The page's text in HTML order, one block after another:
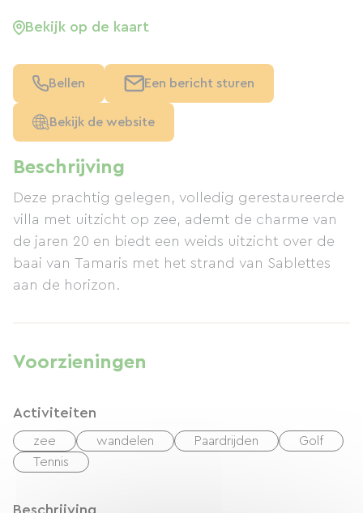
Beschrijving
Deze prachtig gelegen, volledig gerestaureerde
villa met uitzicht op zee, ademt de charme van
de jaren 20 en biedt een weids uitzicht over de
baai van Tamaris met het strand van Sablettes
aan de horizon.
Voorzieningen
Activiteiten
zee wandelen Paardrijden
Golf
Tennis
Beschrijving
Bekijk op de kaart
Bellen Een bericht sturen
Bekijk de website